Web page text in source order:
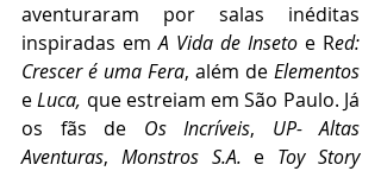
aventuraram por salas inéditas
inspiradas em A Vida de Inseto e Red:
Crescer é uma Fera, além de Elementos
e Luca, que estreiam em São Paulo. Já
os fãs de Os Incríveis, UP- Altas
Aventuras, Monstros S.A. e Toy Story